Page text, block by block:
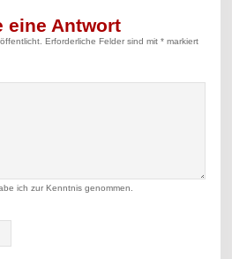
eine Antwort
Erforderliche Felder sind mit* markiert
ich zur Kenntnis genommen.